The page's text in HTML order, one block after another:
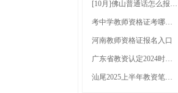
[10月]佛山普通话怎么报名2023下半年
考中学教师资格证考哪个科目？
河南教师资格证报名入口
广东省教资认定2024时间定了 附认定流程
汕尾2025上半年教资笔试日程［预测公布］